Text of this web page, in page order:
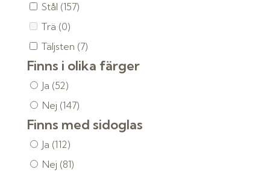
Stål (157)
Trä (0)
Täljsten (7)
Finns i olika färger
Ja (52)
Nej (147)
Finns med sidoglas
Ja (112)
Nej (81)